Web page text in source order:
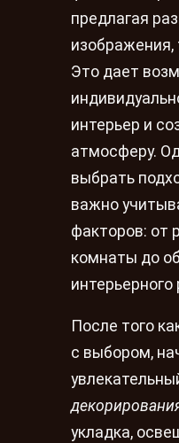
предлагая
изображения,
Это дает
интерьер и
атмосферу.
выбрать
важно
факторов: от
комнаты до
После того
с выбором,
укладка,